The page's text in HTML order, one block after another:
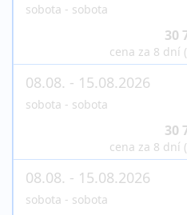
sobota - sobota
30
cena za 8 dní
08.08. - 15.08.2026
sobota - sobota
30
cena za 8 dní
08.08. - 15.08.2026
sobota - sobota